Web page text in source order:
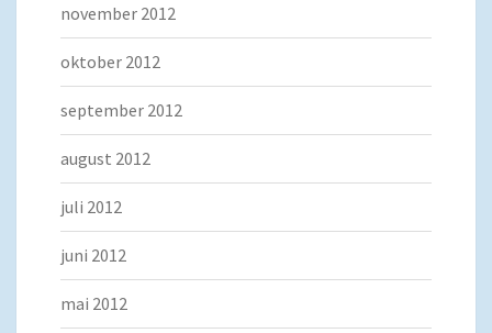
november 2012
oktober 2012
september 2012
august 2012
juli 2012
juni 2012
mai 2012